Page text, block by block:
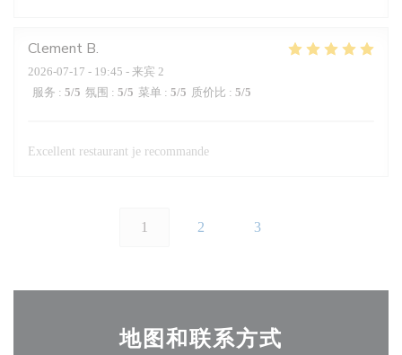
Clement B
2026-07-17 - 19:45 - 来宾 2
服务 : 5/5 氛围 : 5/5 菜单 : 5/5 质价比 : 5/5
Excellent restaurant je recommande
1 2 3
地图和联系方式